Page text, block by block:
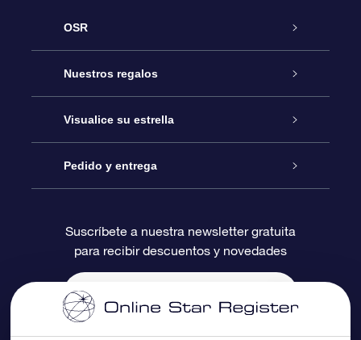
OSR
Atención
Contáctanos
Blog
Reseñas
Nuestros regalos
Regalo Estrella Online
Paquete de Regalo OSR
Tarjeta de Regalo OSR
Regalos empresariales
Visualice su estrella
Registro estelar
Página de Estrella Personalizada
Un Millón de Estrellas
Pedido y entrega
Información de Pago
Información de Envío
Suscríbete a nuestra newsletter gratuita
para recibir descuentos y novedades